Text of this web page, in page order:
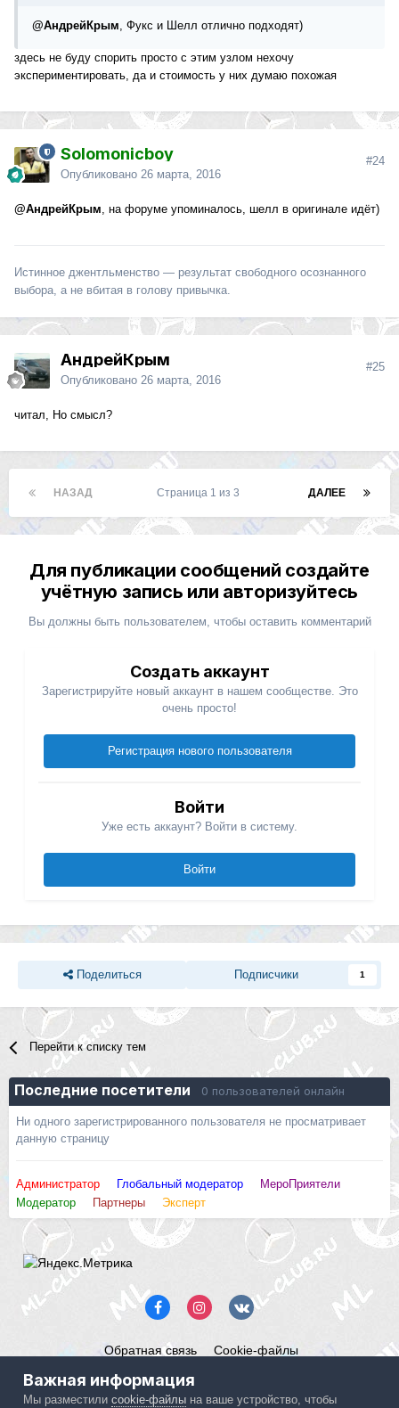
@АндрейКрым, Фукс и Шелл отлично подходят)
здесь не буду спорить просто с этим узлом нехочу
экспериментировать, да и стоимость у них думаю похожая
Solomonicboy
Опубликовано 26 марта, 2016
#24
@АндрейКрым, на форуме упоминалось, шелл в оригинале идёт)
Истинное джентльменство — результат свободного осознанного
выбора, а не вбитая в голову привычка.
АндрейКрым
Опубликовано 26 марта, 2016
#25
читал, Но смысл?
НАЗАД ДАЛЕЕ
Страница 1 из 3
Для публикации сообщений создайте
учётную запись или авторизуйтесь
Вы должны быть пользователем, чтобы оставить комментарий
Создать аккаунт
Зарегистрируйте новый аккаунт в нашем сообществе. Это
очень просто!
Регистрация нового пользователя
Войти
Уже есть аккаунт? Войти в систему.
Войти
Поделиться Подписчики 1
Перейти к списку тем
Последние посетители 0 пользователей онлайн
Ни одного зарегистрированного пользователя не просматривает
данную страницу
Администратор Глобальный модератор
МероПриятели
Модератор
Партнеры Эксперт
Обратная связь Cookie-файлы
Powered by Invision Community
Важная информация
Мы разместилиcookie-файлы на ваше устройство, чтобы